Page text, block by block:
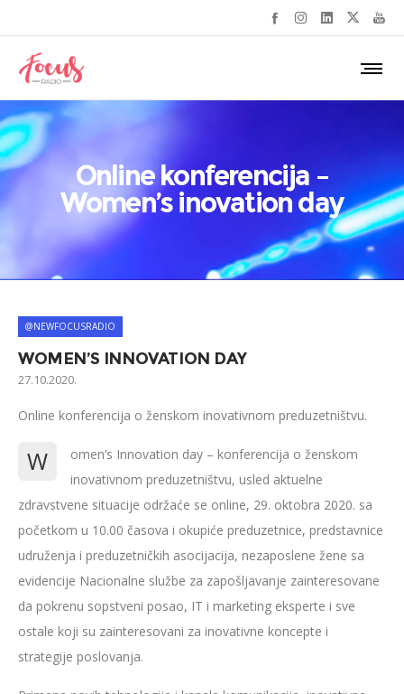
Online konferencija –
Women’s inovation day
@NEWFOCUSRADIO
WOMEN’S INNOVATION DAY
27.10.2020.
Online konferencija o ženskom inovativnom preduzetništvu.
W
omen’s Innovation day – konferencija o ženskom
inovativnom preduzetništvu, usled aktuelne
zdravstvene situacije održaće se online, 29. oktobra 2020. sa
početkom u 10.00 časova i okupiće preduzetnice, predstavnice
udruženja i preduzetničkih asocijacija, nezaposlene žene sa
evidencije Nacionalne službe za zapošljavanje zainteresovane
da pokrenu sopstveni posao, IT i marketing eksperte i sve
ostale koji su zainteresovani za inovativne koncepte i
strategije poslovanja.